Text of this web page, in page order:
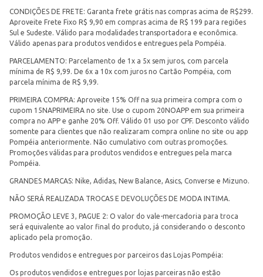
CONDIÇÕES DE FRETE: Garanta frete grátis nas compras acima de R$299.
Aproveite Frete Fixo R$ 9,90 em compras acima de R$ 199 para regiões
Sul e Sudeste. Válido para modalidades transportadora e econômica.
Válido apenas para produtos vendidos e entregues pela Pompéia.
PARCELAMENTO: Parcelamento de 1x a 5x sem juros, com parcela
mínima de R$ 9,99. De 6x a 10x com juros no Cartão Pompéia, com
parcela mínima de R$ 9,99.
PRIMEIRA COMPRA: Aproveite 15% Off na sua primeira compra com o
cupom 15NAPRIMEIRA no site. Use o cupom 20NOAPP em sua primeira
compra no APP e ganhe 20% Off. Válido 01 uso por CPF. Desconto válido
somente para clientes que não realizaram compra online no site ou app
Pompéia anteriormente. Não cumulativo com outras promoções.
Promoções válidas para produtos vendidos e entregues pela marca
Pompéia.
GRANDES MARCAS: Nike, Adidas, New Balance, Asics, Converse e Mizuno.
NÃO SERÁ REALIZADA TROCAS E DEVOLUÇÕES DE MODA INTIMA.
PROMOÇÃO LEVE 3, PAGUE 2: O valor do vale-mercadoria para troca
será equivalente ao valor final do produto, já considerando o desconto
aplicado pela promoção.
Produtos vendidos e entregues por parceiros das Lojas Pompéia:
Os produtos vendidos e entregues por lojas parceiras não estão